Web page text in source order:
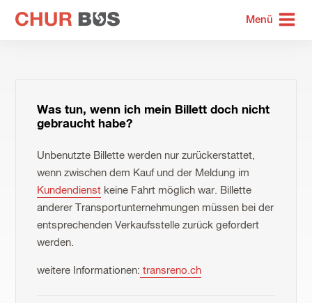
zur
Startseite
Menü
Was tun, wenn ich mein Billett doch nicht
gebraucht habe?
Unbenutzte Billette werden nur zurückerstattet,
wenn zwischen dem Kauf und der Meldung im
Kundendienst keine Fahrt möglich war. Billette
anderer Transportunternehmungen müssen bei der
entsprechenden Verkaufsstelle zurück gefordert
werden.
weitere Informationen: transreno.ch